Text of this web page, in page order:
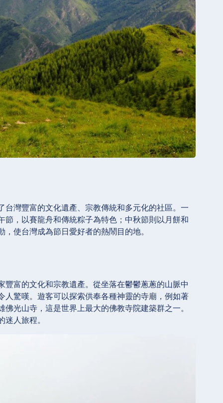
灣豐富的文化遺產、宗教傳統和多元化的社區。一
，以賽龍舟和傳統粽子為特色；中秋節則以月餅和
使台灣成為節日愛好者的熱鬧目的地。
富的文化和宗教遺產。從坐落在鬱鬱蔥蔥的山脈中
驚嘆。遊客可以探索供奉各種神靈的寺廟，例如著
光山寺，這是世界上最大的佛教寺院建築群之一。
人旅程。